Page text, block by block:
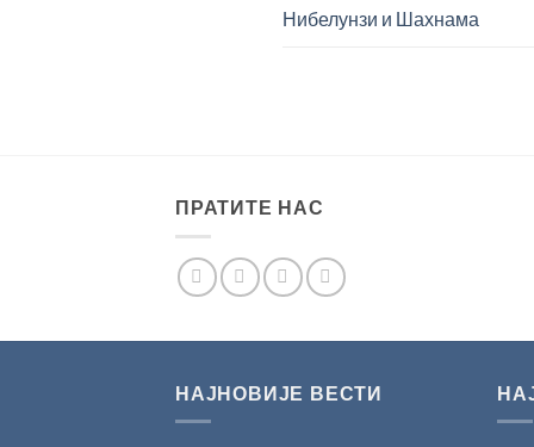
Нибелунзи и Шахнама
ПРАТИТЕ НАС
НАЈНОВИЈЕ ВЕСТИ